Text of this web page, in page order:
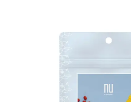
ヘア・ボディケア
ブランドから選ぶ